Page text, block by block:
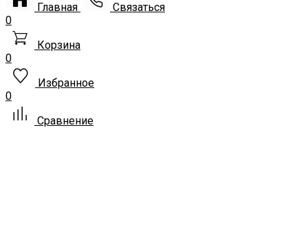
Главная
Связаться
0
Корзина
0
Избранное
0
Сравнение